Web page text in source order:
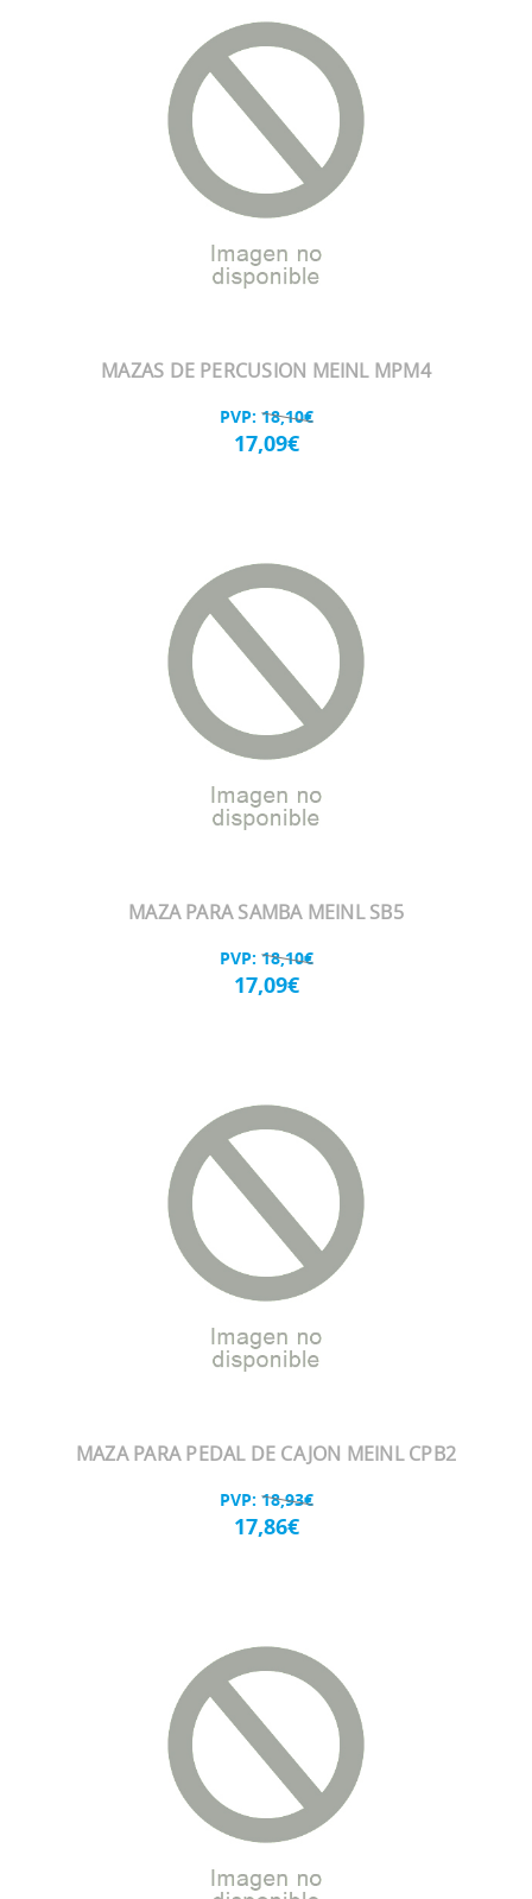
MAZAS DE PERCUSION MEINL MPM4
PVP: 18,10€
17,09€
MAZA PARA SAMBA MEINL SB5
PVP: 18,10€
17,09€
MAZA PARA PEDAL DE CAJON MEINL CPB2
PVP: 18,93€
17,86€